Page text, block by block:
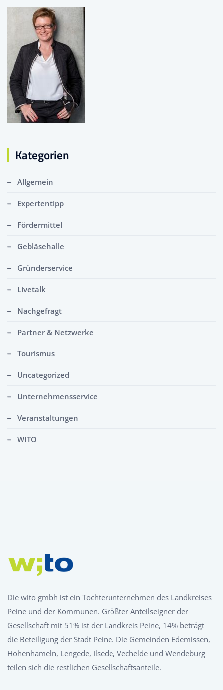
Kategorien
Allgemein
Expertentipp
Fördermittel
Gebläsehalle
Gründerservice
Livetalk
Nachgefragt
Partner & Netzwerke
Tourismus
Uncategorized
Unternehmensservice
Veranstaltungen
WITO
Die wito gmbh ist ein Tochterunternehmen des Landkreises
Peine und der Kommunen. Größter Anteilseigner der
Gesellschaft mit 51% ist der Landkreis Peine, 14% beträgt
die Beteiligung der Stadt Peine. Die Gemeinden Edemissen,
Hohenhameln, Lengede, Ilsede, Vechelde und Wendeburg
teilen sich die restlichen Gesellschaftsanteile.